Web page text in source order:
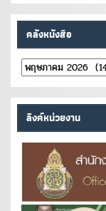
คลังหนังสือ
คลัง
หนังสือ
ลิงค์หน่วยงาน